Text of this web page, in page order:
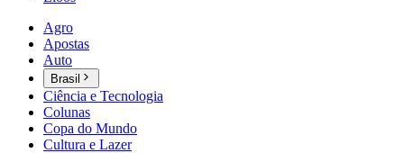
Agro
Apostas
Auto
Brasil
Ciência e Tecnologia
Colunas
Copa do Mundo
Cultura e Lazer